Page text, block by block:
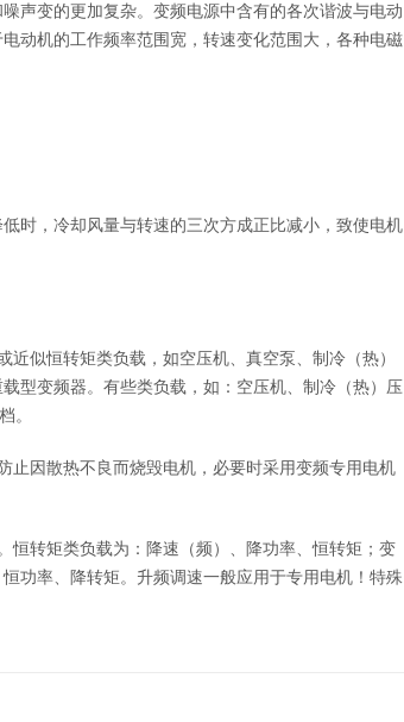
声变的更加复杂。变频电源中含有的各次谐波与电动
动机的工作频率范围宽，转速变化范围大，各种电磁
时，冷却风量与转速的三次方成正比减小，致使电机
似恒转矩类负载，如空压机、 真空泵 、制冷（热）
型变频器。有些类负载，如：空压机、制冷（热）压
。
止因散热不良而烧毁电机，必要时采用变频专用电机
恒转矩类负载为：降速（频）、降功率、恒转矩；变
功率、降转矩。升频调速一般应用于专用电机！特殊